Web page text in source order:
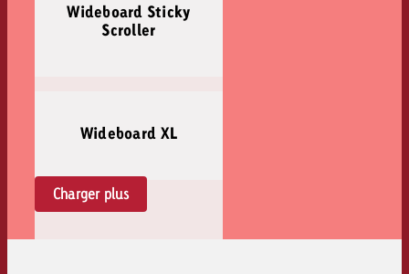
Wideboard Sticky
Scroller
Wideboard XL
Charger plus